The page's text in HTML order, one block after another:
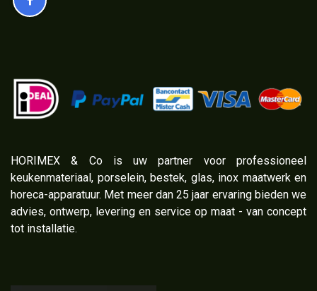
​HORIMEX & Co is uw partner voor professioneel
keukenmateriaal, porselein, bestek, glas, inox maatwerk en
horeca-apparatuur. Met meer dan 25 jaar ervaring bieden we
advies, ontwerp, levering en service op maat - van concept
tot installatie.